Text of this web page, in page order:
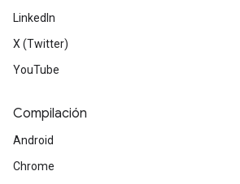
LinkedIn
X (Twitter)
YouTube
Compilación
Android
Chrome